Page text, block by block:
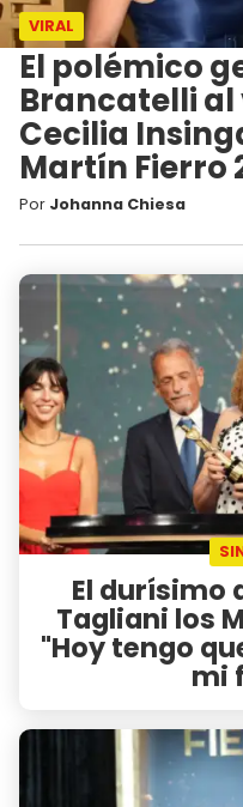
VIRAL
El polémico
Brancatelli al
Cecilia
Martín Fierro
Por Johanna Chiesa
El durísimo
Tagliani los
"Hoy tengo
mi